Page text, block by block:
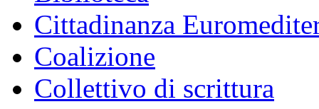
Cittadinanza
Coalizione
Collettivo di scrittura